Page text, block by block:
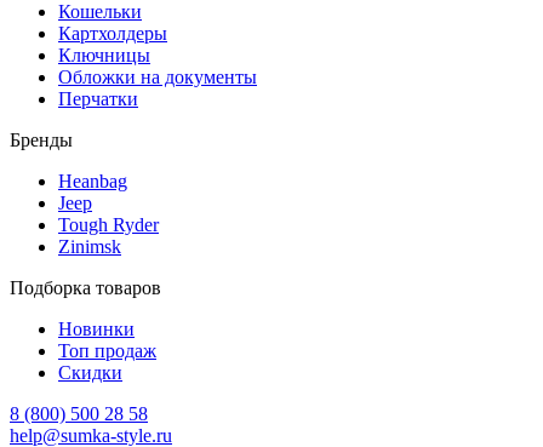
Кошельки
Картхолдеры
Ключницы
Обложки на документы
Перчатки
Бренды
Heanbag
Jeep
Tough Ryder
Zinimsk
Подборка товаров
Новинки
Топ продаж
Скидки
8 (800) 500 28 58
help@sumka-style.ru